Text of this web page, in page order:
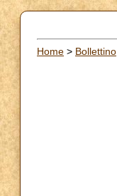
Home > Bollettino